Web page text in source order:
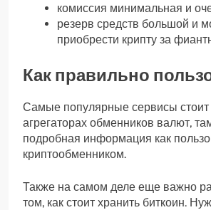
комиссия минимальная и
резерв средств большой и
приобрести крипту за
Как правильно
Самые популярные сервисы стоит
агрегаторах обменников валют,
подробная информация как
криптообменником.
Также на самом деле еще важно
том, как стоит хранить биткоин.